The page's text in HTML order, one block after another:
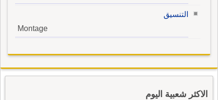
التنسيق
Montage
الاكثر شعبية اليوم